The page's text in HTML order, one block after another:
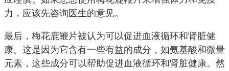
力，应该先咨询医生的意见。
最后，梅花鹿鞭片被认为可以促进血液循环和肾脏健
康。这是因为它含有一些有益的成分，如氨基酸和微量
元素，这些成分可以帮助促进血液循环和肾脏健康。然